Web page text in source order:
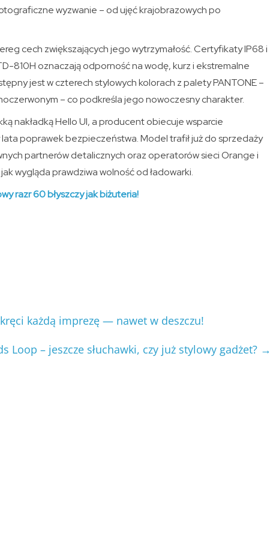
wyzwanie – od ujęć krajobrazowych po
cech zwiększających jego wytrzymałość. Certyfikaty IP68 i
810H oznaczają odporność na wodę, kurz i ekstremalne
jest w czterech stylowych kolorach z palety PANTONE –
– co podkreśla jego nowoczesny charakter.
nakładką Hello UI, a producent obiecuje wsparcie
poprawek bezpieczeństwa. Model trafił już do sprzedaży
partnerów detalicznych oraz operatorów sieci Orange i
wygląda prawdziwa wolność od ładowarki.
razr 60 błyszczy jak biżuteria!
każdą imprezę — nawet w deszczu!
Loop – jeszcze słuchawki, czy już stylowy gadżet? →